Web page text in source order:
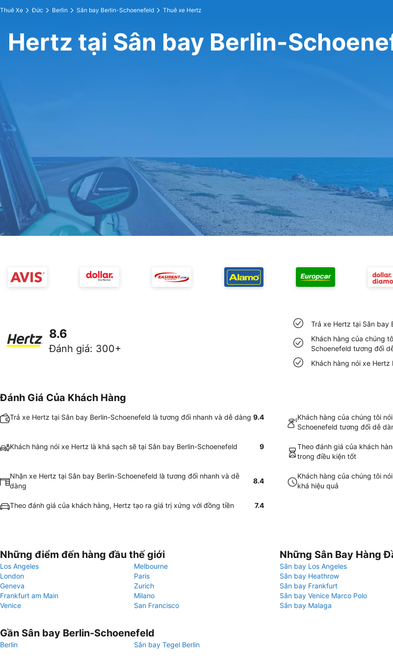
Thuê Xe Đức Berlin Sân bay Berlin-Schoenefeld Thuê xe Hertz
Hertz tại Sân bay Berlin-
8.6
Đánh giá: 300+
Trả xe Hertz tại Sân bay
Khách hàng của chúng
Schoenefeld tương đối
Khách hàng nói xe
Đánh Giá Của Khách Hàng
Trả xe Hertz tại Sân bay Berlin-Schoenefeld là tương đối nhanh và dễ dàng 9.4
Khách hàng của chúng tôi
Schoenefeld tương đối dễ
Khách hàng nói xe Hertz là khá sạch sẽ tại Sân bay Berlin-Schoenefeld 9
Theo đánh giá của khách
trong điều kiện tốt
Nhận xe Hertz tại Sân bay Berlin-Schoenefeld là tương đối nhanh và dễ
dàng
8.4
Khách hàng của chúng tôi
khá hiệu quả
Theo đánh giá của khách hàng, Hertz tạo ra giá trị xứng với đồng tiền 7.4
Những điểm đến hàng đầu thế giới
Los Angeles
Melbourne
London
Paris
Geneva
Zurich
Frankfurt am Main
Milano
Venice
San Francisco
Những Sân Bay Hàng
Sân bay Los Angeles
Sân bay Heathrow
Sân bay Frankfurt
Sân bay Venice Marco Polo
Sân bay Malaga
Gần Sân bay Berlin-Schoenefeld
Berlin Sân bay Tegel Berlin